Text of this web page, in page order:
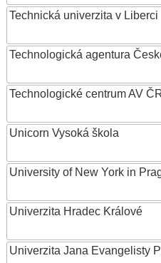
Technická univerzita v Liberci
Technologická agentura
Technologické centrum AV
Unicorn Vysoká škola
University of New York in
Univerzita Hradec Králové
Univerzita Jana Evangelisty